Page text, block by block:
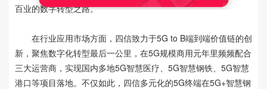
百业的数字转型之路。
在行业应用市场方面，四信致力于5G to B端到端价值链的创
新，聚焦数字化转型最后一公里，在5G规模商用元年里频频配合
三大运营商，实现国内多地5G智慧医疗、5G智慧钢铁、5G智慧
港口等项目落地。不仅如此，四信多元化的5G终端在5G+智慧钢